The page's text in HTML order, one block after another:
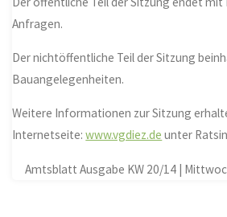
Anfragen.
Der nichtöffentliche Teil der Sitzung
Bauangelegenheiten.
Weitere Informationen zur Sitzung
Internetseite:www.vgdiez.de unter
Amtsblatt Ausgabe KW 20/14 |